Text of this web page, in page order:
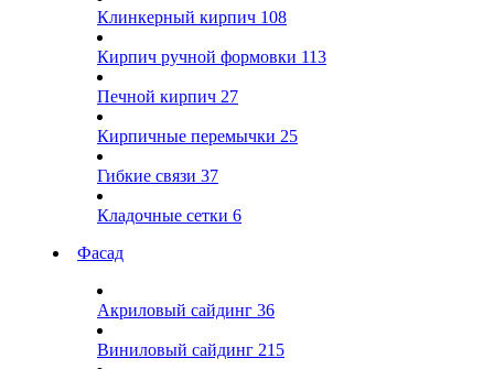
Клинкерный кирпич 108
Кирпич ручной формовки 113
Печной кирпич 27
Кирпичные перемычки 25
Гибкие связи 37
Кладочные сетки 6
Фасад
Акриловый сайдинг 36
Виниловый сайдинг 215